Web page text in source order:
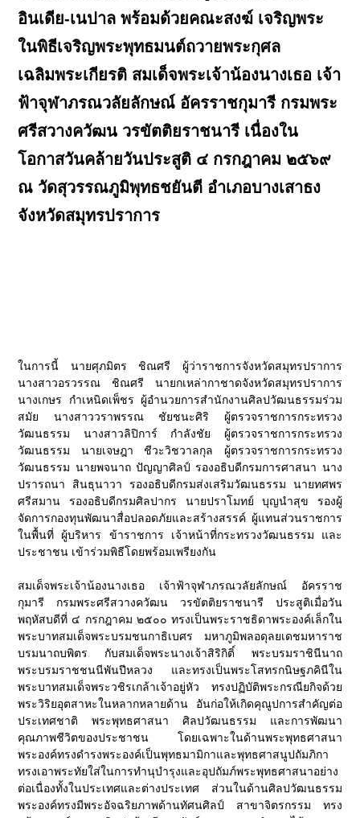
อินเดีย-เนปาล พร้อมด้วยคณะสงฆ์ เจริญพระ
ในพิธีเจริญพระพุทธมนต์ถวายพระกุศล
เฉลิมพระเกียรติ สมเด็จพระเจ้าน้องนางเธอ เจ้า
ฟ้าจุฬาภรณวลัยลักษณ์ อัครราชกุมารี กรมพระ
ศรีสวางควัฒน วรขัตติยราชนารี เนื่องใน
โอกาสวันคล้ายวันประสูติ ๔ กรกฎาคม ๒๕๖๙
ณ วัดสุวรรณภูมิพุทธชยันตี อำเภอบางเสาธง
จังหวัดสมุทรปราการ
ในการนี้ นายศุภมิตร ชิณศรี ผู้ว่าราชการจังหวัดสมุทรปราการ
นางสาวอรวรรณ ชิณศรี นายกเหล่ากาชาดจังหวัดสมุทรปราการ
นางเกษร กำเหนิดเพ็ชร ผู้อำนวยการสำนักงานศิลปวัฒนธรรมร่วม
สมัย นางสาววราพรรณ ชัยชนะศิริ ผู้ตรวจราชการกระทรวง
วัฒนธรรม นางสาวลิปิการ์ กำลังชัย ผู้ตรวจราชการกระทรวง
วัฒนธรรม นายเจษฎา ชีวะวิชวาลกุล ผู้ตรวจราชการกระทรวง
วัฒนธรรม นายพจนาถ ปัญญาศิลป์ รองอธิบดีกรมการศาสนา นาง
ปรารถนา สินธุนาวา รองอธิบดีกรมส่งเสริมวัฒนธรรม นายทศพร
ศรีสมาน รองอธิบดีกรมศิลปากร นายปราโมทย์ บุญนำสุข รองผู้
จัดการกองทุนพัฒนาสื่อปลอดภัยและสร้างสรรค์ ผู้แทนส่วนราชการ
ในพื้นที่ ผู้บริหาร ข้าราชการ เจ้าหน้าที่กระทรวงวัฒนธรรม และ
ประชาชน เข้าร่วมพิธีโดยพร้อมเพรียงกัน
สมเด็จพระเจ้าน้องนางเธอ เจ้าฟ้าจุฬาภรณวลัยลักษณ์ อัครราช
กุมารี กรมพระศรีสวางควัฒน วรขัตติยราชนารี ประสูติเมื่อวัน
พฤหัสบดีที่ ๔ กรกฎาคม ๒๕๐๐ ทรงเป็นพระราชธิดาพระองค์เล็กใน
พระบาทสมเด็จพระบรมชนกาธิเบศร มหาภูมิพลอดุลยเดชมหาราช
บรมนาถบพิตร กับสมเด็จพระนางเจ้าสิริกิติ์ พระบรมราชินีนาถ
พระบรมราชชนนีพันปีหลวง และทรงเป็นพระโสทรกนิษฐภคินีใน
พระบาทสมเด็จพระวชิรเกล้าเจ้าอยู่หัว ทรงปฏิบัติพระกรณียกิจด้วย
พระวิริยอุตสาหะในหลากหลายด้าน อันก่อให้เกิดคุณูปการสำคัญต่อ
ประเทศชาติ พระพุทธศาสนา ศิลปวัฒนธรรม และการพัฒนา
คุณภาพชีวิตของประชาชน โดยเฉพาะในด้านพระพุทธศาสนา
พระองค์ทรงดำรงพระองค์เป็นพุทธมามิกาและพุทธศาสนูปถัมภิกา
ทรงเอาพระทัยใส่ในการทำนุบำรุงและอุปถัมภ์พระพุทธศาสนาอย่าง
ต่อเนื่องทั้งในประเทศและต่างประเทศ ส่วนในด้านศิลปวัฒนธรรม
พระองค์ทรงมีพระอัจฉริยภาพด้านทัศนศิลป์ สาขาจิตรกรรม ทรง